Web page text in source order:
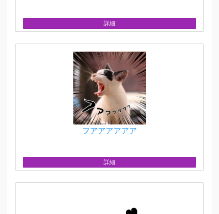
詳細
フアアアアアア
詳細